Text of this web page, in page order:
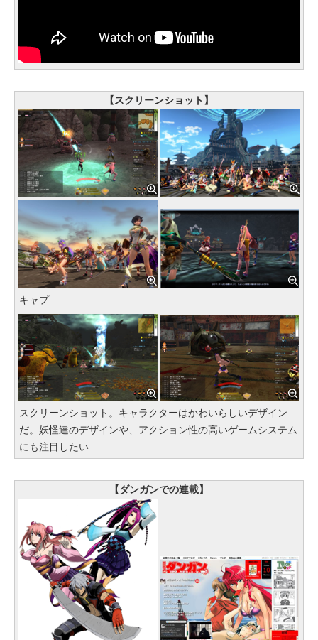
【スクリーンショット】
キャプ
スクリーンショット。キャラクターはかわいらしいデザイン
だ。妖怪達のデザインや、アクション性の高いゲームシステム
にも注目したい
【ダンガンでの連載】